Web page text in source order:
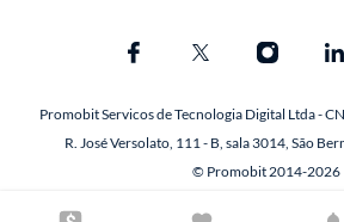
Promobit Servicos de Tecnologia Digital Ltda -
R. José Versolato, 111 - B, sala 3014, São
© Promobit 2014-2026